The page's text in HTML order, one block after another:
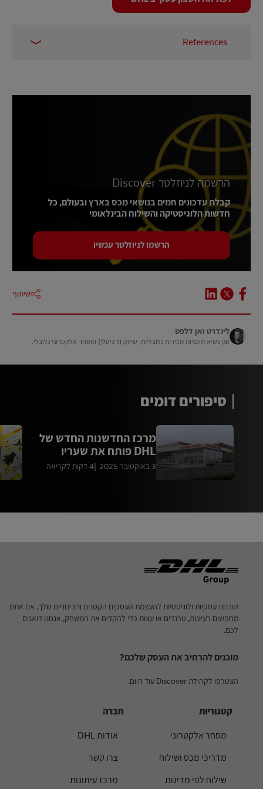
References
הרשמה לניוזלטר Discover
קבלת עדכונים חמים בנושאי מכס בארץ ובעולם, כל
חדשות הלוגיסטיקה והשילוח הבינלאומי
הרשמו לניוזלטר עכשיו
שיתוף
לינדרט ואן דלפט
סגן נשיא תוכניות מכירות גלובליות, שיווק (דיגיטלי) ומסחר אלקטרוני גלובלי.
סיפורים דומים
מרכז החדשנות החדש של
DHL פותח את שעריו
3 באוקטובר 2025 4 דקות לקריאה
תובנות עסקיות ולוגיסטיות להעצמת העסקים הקטנים והבינוניים שלך. אם אתם
מחפשים רעיונות, טרנדים או עצות כדי להקדים את המשחק, אנחנו דואגים
לכם.
מוכנים להרחיב את העסק שלכם?
הצטרפו לקהילת Discover עוד היום.
קטגוריות
מסחר אלקטרוני
מדריכי מכס ושילוח
שילוח לפי מדינות
חברה
אודות DHL
צרו קשר
מרכז עיתונות